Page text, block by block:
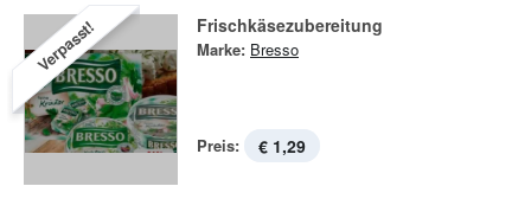
Verpasst! Frischkäsezubereitung
Marke: Bresso
Preis: € 1,29